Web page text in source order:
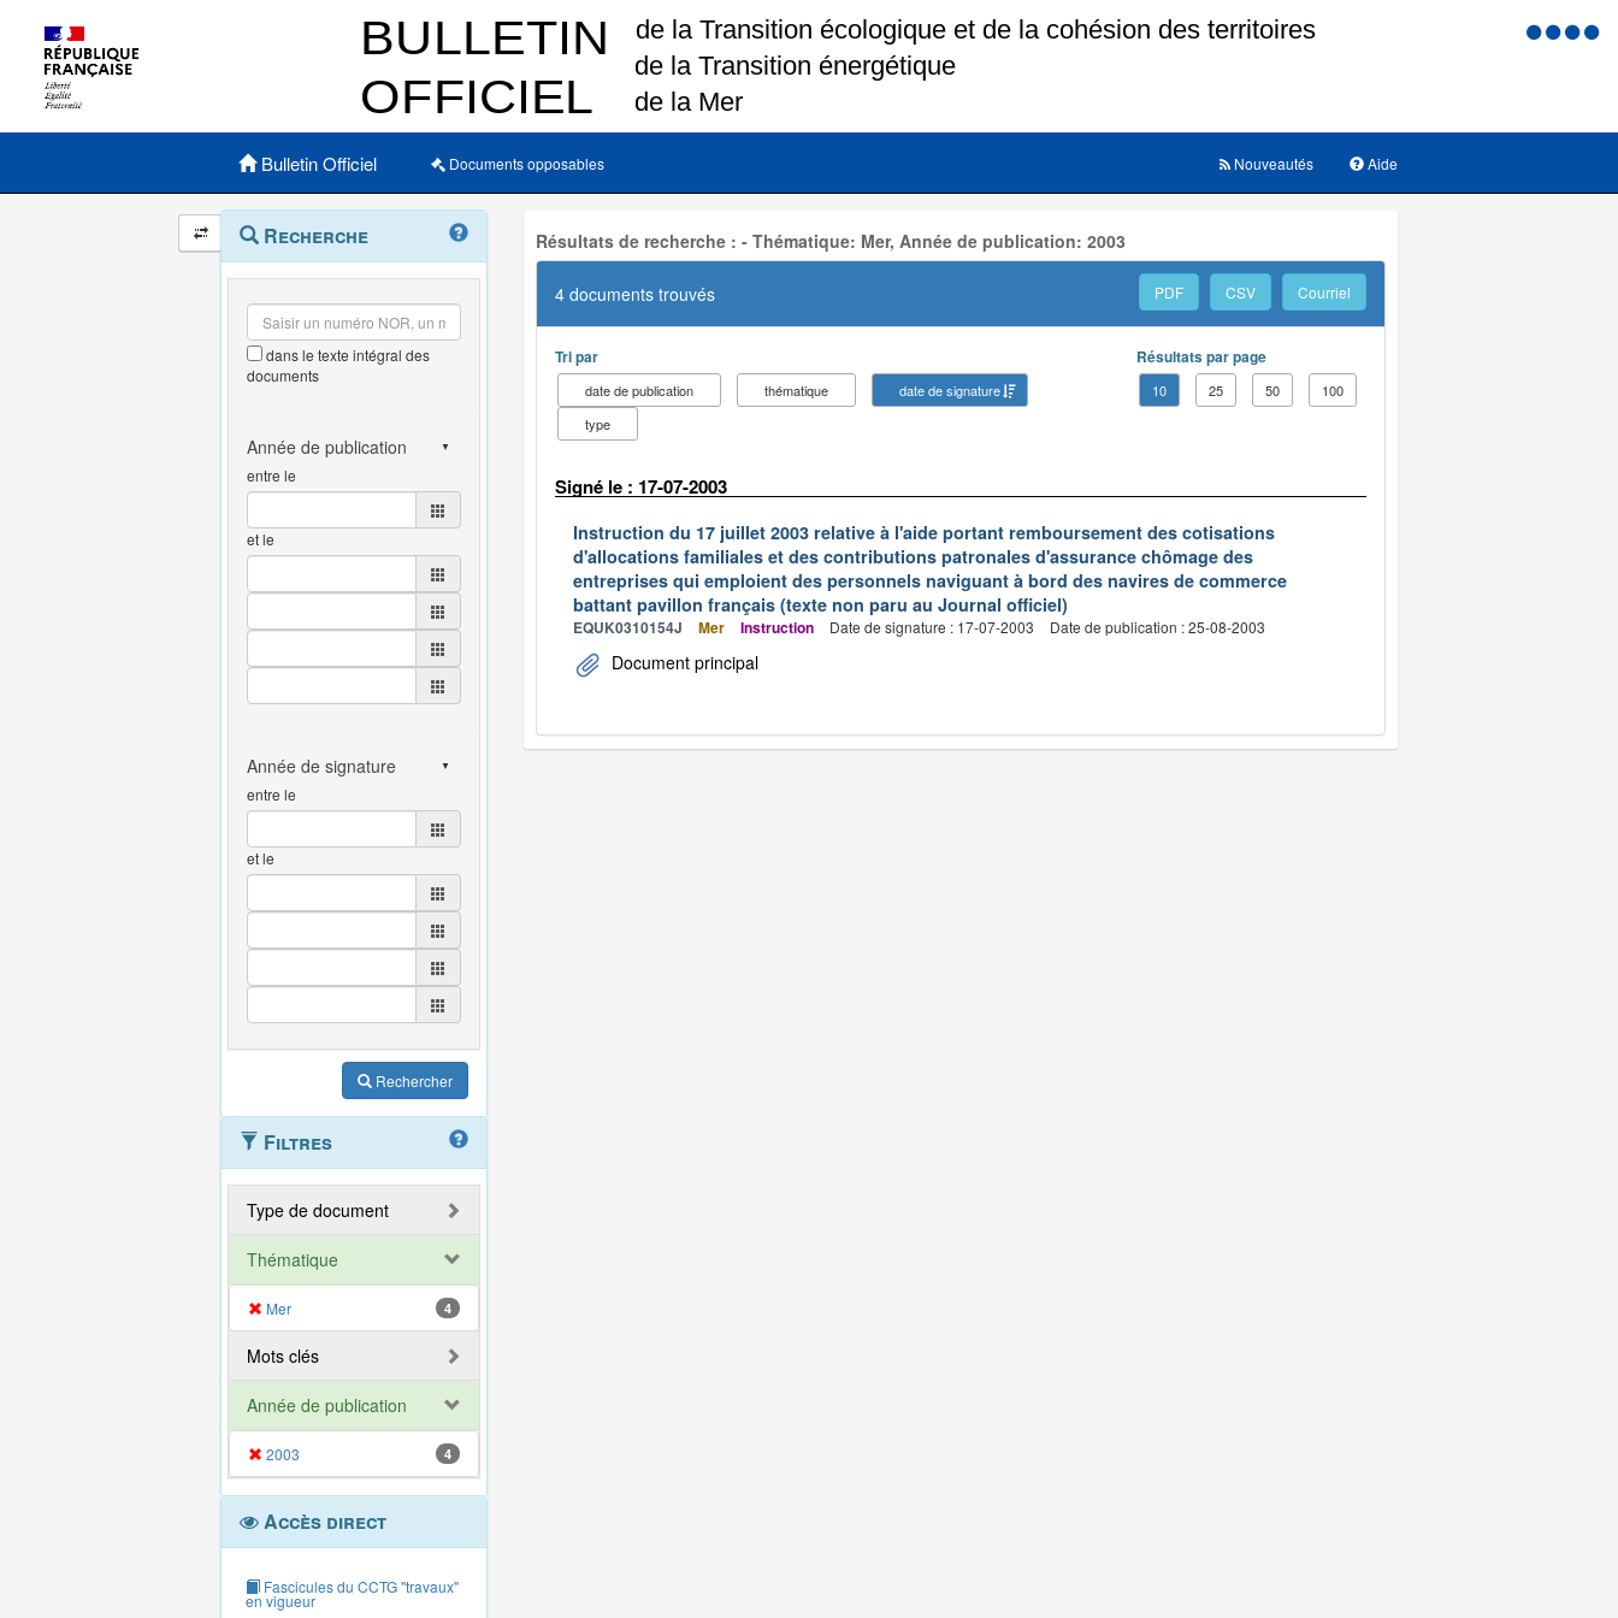
Menu
Menu principal
Bulletin Officiel Documents opposables Aide
Nouveautés
Navigation
et
outils
annexes
Menu
contextuel
Recherche
dans le texte intégral des
documents
entre le
et le
entre le
et le
Rechercher
Filtres
Type de document
Thématique
Mer 4
Mots clés
Année de publication
2003 4
Accès direct
Fascicules du CCTG "travaux"
en vigueur
Résultats de recherche : - Thématique: Mer, Année de publication: 2003
4 documents trouvés PDF CSV Courriel
Tri par
date de publication thématique
date de signature
type
Résultats par page
10 25 50 100
Signé le : 17-07-2003
Instruction du 17 juillet 2003 relative à l'aide portant remboursement des cotisations
d'allocations familiales et des contributions patronales d'assurance chômage des
entreprises qui emploient des personnels naviguant à bord des navires de commerce
battant pavillon français (texte non paru au Journal officiel)
EQUK0310154J Mer Instruction Date de signature : 17-07-2003 Date de publication : 25-08-2003
Document principal